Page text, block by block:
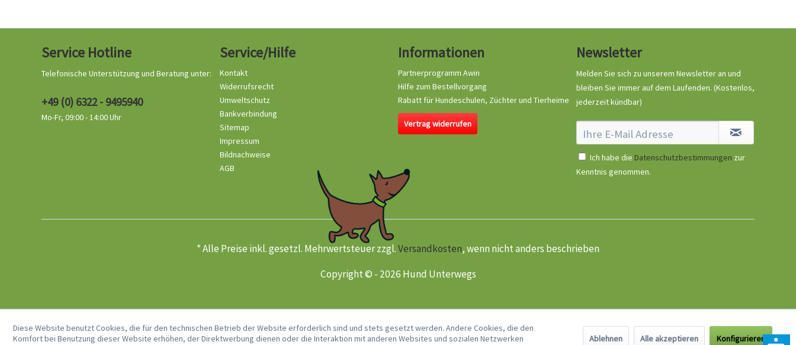
Service Hotline
Telefonische Unterstützung und Beratung unter:
+49 (0) 6322 - 9495940
Mo-Fr, 09:00 - 14:00 Uhr
Service/Hilfe
Kontakt
Widerrufsrecht
Umweltschutz
Bankverbindung
Sitemap
Impressum
Bildnachweise
AGB
Informationen
Partnerprogramm Awin
Hilfe zum Bestellvorgang
Rabatt für Hundeschulen, Züchter und Tierheime
Vertrag widerrufen
Newsletter
Melden Sie sich zu unserem Newsletter an und
bleiben Sie immer auf dem Laufenden. (Kostenlos,
jederzeit kündbar)
Ich habe die Datenschutzbestimmungen zur
Kenntnis genommen.
* Alle Preise inkl. gesetzl. Mehrwertsteuer zzgl.Versandkosten, wenn nicht anders beschrieben
Copyright © - 2026 Hund Unterwegs
Diese Website benutzt Cookies, die für den technischen Betrieb der Website erforderlich sind und stets gesetzt werden. Andere Cookies, die den
Komfort bei Benutzung dieser Website erhöhen, der Direktwerbung dienen oder die Interaktion mit anderen Websites und sozialen Netzwerken
Ablehnen Alle akzeptieren Konfigurieren